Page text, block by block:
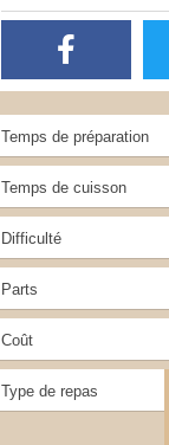
Temps de préparation
Temps de cuisson
Difficulté
Parts
Coût
Type de repas